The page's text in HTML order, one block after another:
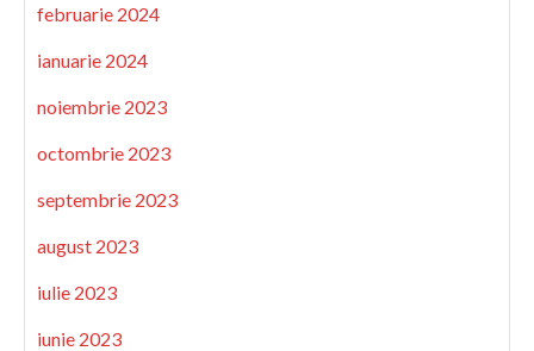
februarie 2024
ianuarie 2024
noiembrie 2023
octombrie 2023
septembrie 2023
august 2023
iulie 2023
iunie 2023